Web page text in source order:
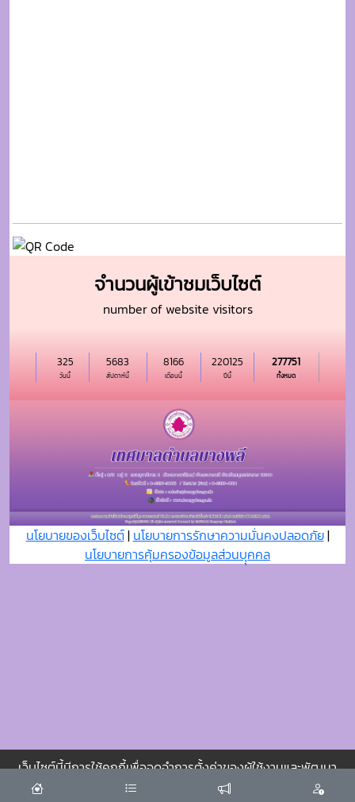
จำนวนผู้เข้าชมเว็บไซต์
number of website visitors
วันนี้
325
สัปดาห์นี้
5683
เดือนนี้
8166
ปีนี้
220125
ทั้งหมด
277751
นโยบายของเว็บไซต์| นโยบายการรักษาความมั่นคงปลอดภัย|
นโยบายการคุ้มครองข้อมูลส่วนบุุคคล
เว็บไซต์นี้มีการใช้คุกกี้เพื่อจดจำการตั้งค่าของผู้ใช้งานและพัฒนา
ประสบการณ์การใช้งานของคุณให้ดียิ่งขึ้น